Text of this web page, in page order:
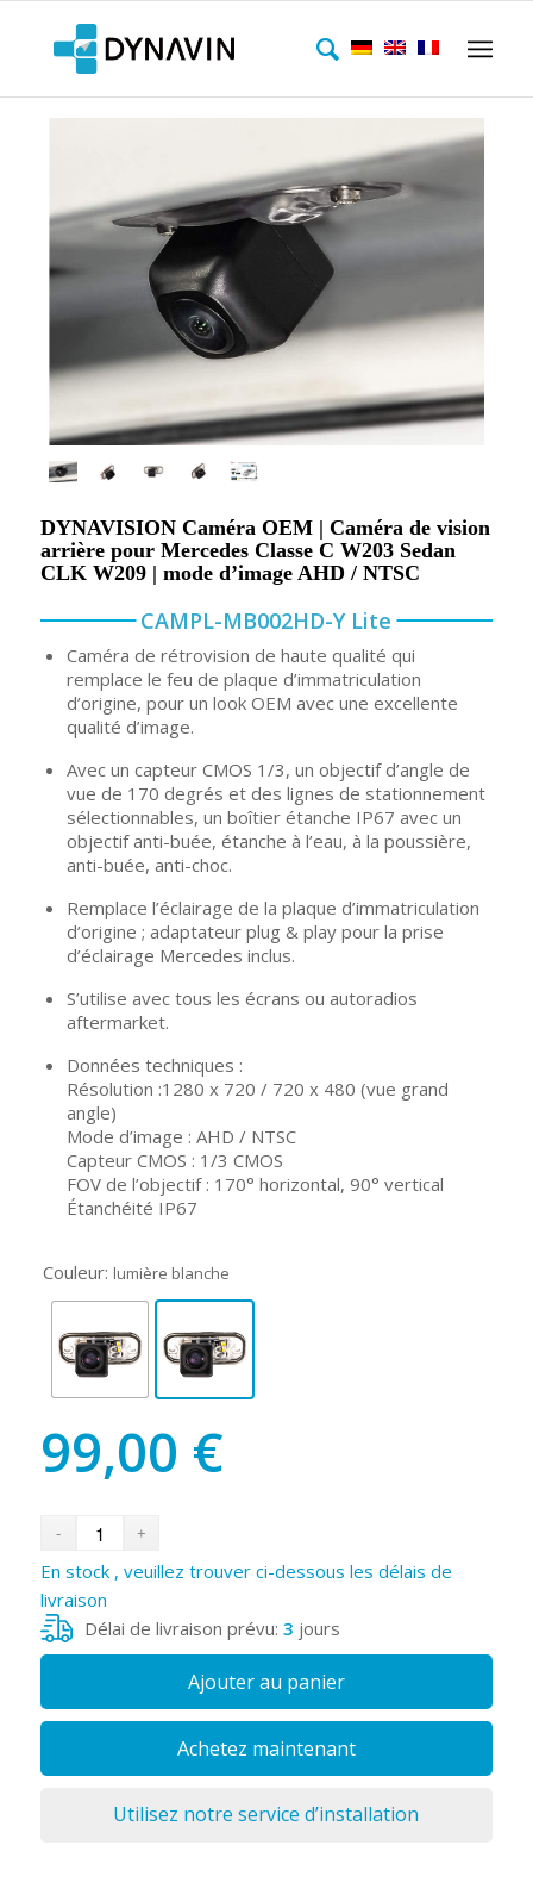
DYNAVISION Caméra OEM | Caméra de vision
arrière pour Mercedes Classe C W203 Sedan
CLK W209 | mode d’image AHD / NTSC
CAMPL-MB002HD-Y Lite
Caméra de rétrovision de haute qualité qui
remplace le feu de plaque d’immatriculation
d’origine, pour un look OEM avec une excellente
qualité d’image.
Avec un capteur CMOS 1/3, un objectif d’angle de
vue de 170 degrés et des lignes de stationnement
sélectionnables, un boîtier étanche IP67 avec un
objectif anti-buée, étanche à l’eau, à la poussière,
anti-buée, anti-choc.
Remplace l’éclairage de la plaque d’immatriculation
d’origine ; adaptateur plug & play pour la prise
d’éclairage Mercedes inclus.
S’utilise avec tous les écrans ou autoradios
aftermarket.
Données techniques :
Résolution :1280 x 720 / 720 x 480 (vue grand
angle)
Mode d’image : AHD / NTSC
Capteur CMOS : 1/3 CMOS
FOV de l’objectif : 170° horizontal, 90° vertical
Étanchéité IP67
Couleur: lumière blanche
99,00 €
En stock , veuillez trouver ci-dessous les délais de
livraison
Délai de livraison prévu: 3 jours
Ajouter au panier
Achetez maintenant
Utilisez notre service d’installation